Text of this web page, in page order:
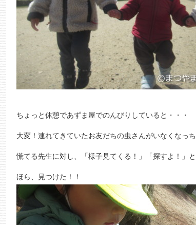
ちょっと休憩であずま屋でのんびりしていると・・・
大変！連れてきていたお友だちの虫さんがいなくなっち
慌てる先生に対し、「様子見てくる！」「探すよ！」
ほら、見つけた！！